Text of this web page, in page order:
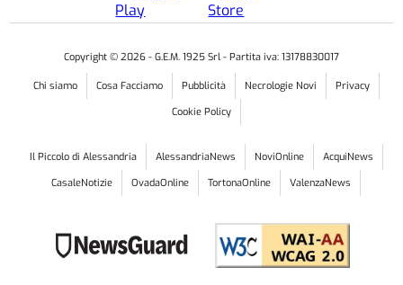
Copyright © 2026 - G.E.M. 1925 Srl - Partita iva: 13178830017
Chi siamo Cosa Facciamo Pubblicità Necrologie Novi
Privacy
Cookie Policy
Il Piccolo di Alessandria AlessandriaNews NoviOnline
AcquiNews
CasaleNotizie
OvadaOnline TortonaOnline ValenzaNews